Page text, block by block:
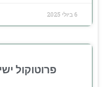
6 ביולי 2025
פרוטוקול